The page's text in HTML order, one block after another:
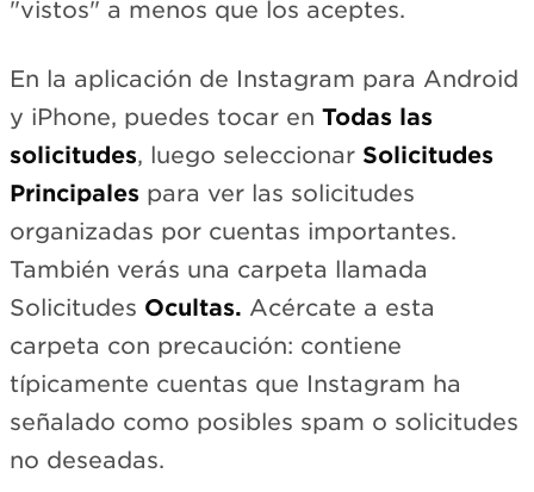
"vistos" a menos que los aceptes.
En la aplicación de Instagram para Android
y iPhone, puedes tocar en Todas las
solicitudes, luego seleccionar Solicitudes
Principales para ver las solicitudes
organizadas por cuentas importantes.
También verás una carpeta llamada
Solicitudes Ocultas. Acércate a esta
carpeta con precaución: contiene
típicamente cuentas que Instagram ha
señalado como posibles spam o solicitudes
no deseadas.